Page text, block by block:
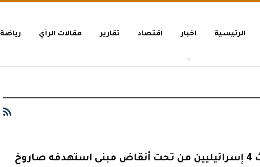
الرئيسية اخبار اقتصاد تقارير مقالات الرأي رياضة
انتشال جثث 4 إسرائيليين من تحت أنقاض مبنى استهدفه صاروخ